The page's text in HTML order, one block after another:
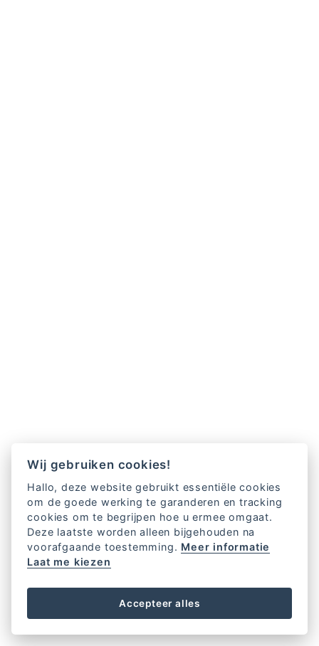
Wij gebruiken cookies!
Hallo, deze website gebruikt essentiële cookies
om de goede werking te garanderen en tracking
cookies om te begrijpen hoe u ermee omgaat.
Deze laatste worden alleen bijgehouden na
voorafgaande toestemming. Meer informatie
Laat me kiezen
Accepteer alles